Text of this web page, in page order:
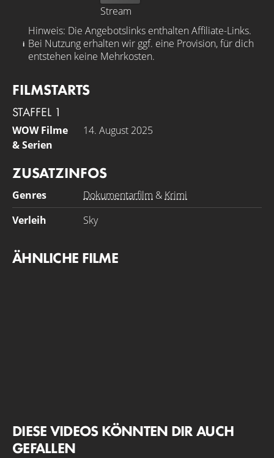
Stream
Hinweis: Die Angebotslinks enthalten Affiliate-Links.
Bei Nutzung erhalten wir ggf. eine Provision, für dich
entstehen keine Mehrkosten.
FILMSTARTS
STAFFEL 1
WOW Filme
& Serien
14. August 2025
ZUSATZINFOS
Genres Dokumentarfilm & Krimi
Verleih
Sky
ÄHNLICHE FILME
DIESE VIDEOS KÖNNTEN DIR AUCH
GEFALLEN